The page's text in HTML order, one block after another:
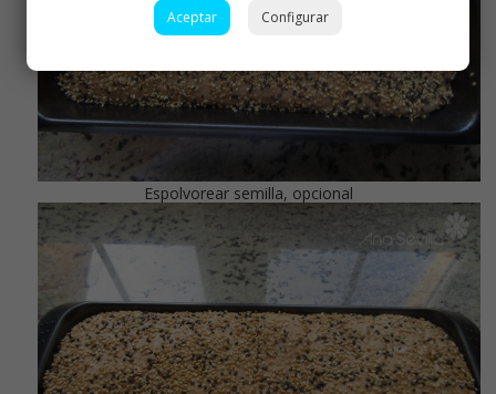
Espolvorear semilla, opcional
Aceptar Configurar